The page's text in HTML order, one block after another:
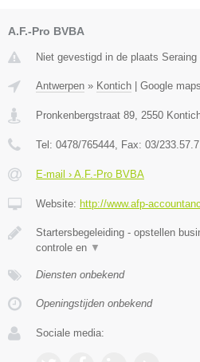
A.F.-Pro BVBA
Niet gevestigd in de plaats
Antwerpen » Kontich Google maps
Pronkenbergstraat 89, 2550
Tel: 0478/765444, Fax: 03/
E-mail › A.F.-Pro BVBA
Website: http://www.afp-
Startersbegeleiding - opstellen
controle en ▼
Diensten onbekend
Openingstijden onbekend
Sociale media: